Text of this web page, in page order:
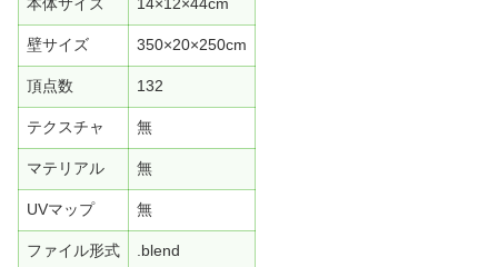
本体サイズ 14×12×44cm
壁サイズ 350×20×250cm
頂点数 132
テクスチャ 無
マテリアル 無
UVマップ 無
ファイル形式 .blend